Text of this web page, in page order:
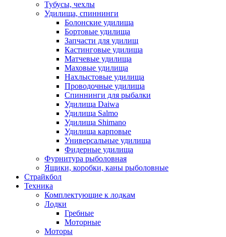
Тубусы, чехлы
Удилища, спиннинги
Болонские удилища
Бортовые удилища
Запчасти для удилищ
Кастинговые удилища
Матчевые удилища
Маховые удилища
Нахлыстовые удилища
Проводочные удилища
Спиннинги для рыбалки
Удилища Daiwa
Удилища Salmo
Удилища Shimano
Удилища карповые
Универсальные удилища
Фидерные удилища
Фурнитура рыболовная
Ящики, коробки, каны рыболовные
Страйкбол
Техника
Комплектующие к лодкам
Лодки
Гребные
Моторные
Моторы